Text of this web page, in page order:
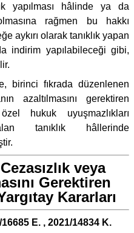
yapılması hâlinde ya da
rağmen bu hakkı
aykırı olarak tanıklık yapan
indirim yapılabileceği gibi,
birinci fıkrada düzenlenen
azaltılmasını gerektiren
hukuk uyuşmazlıkları
tanıklık hâllerinde
veya
Gerektiren
Kararları
E. , 2021/14834 K.